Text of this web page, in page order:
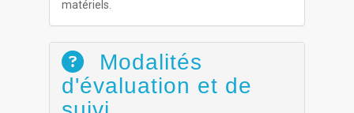
matériels.
Modalités
d'évaluation et de